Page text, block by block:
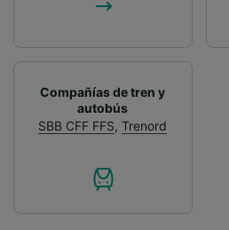
Compañías de tren y
autobús
SBB CFF FFS,Trenord